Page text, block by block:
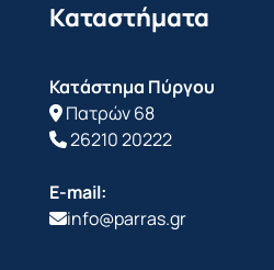
Καταστήματα
Κατάστημα Πύργου
Πατρών 68
26210 20222
E-mail:
info@parras.gr